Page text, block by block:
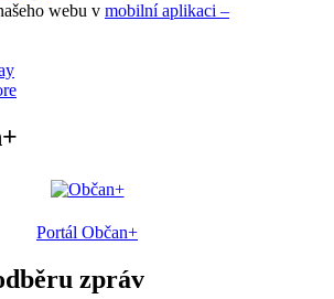
webu v mobilní aplikaci –
Portál Občan+
zpráv